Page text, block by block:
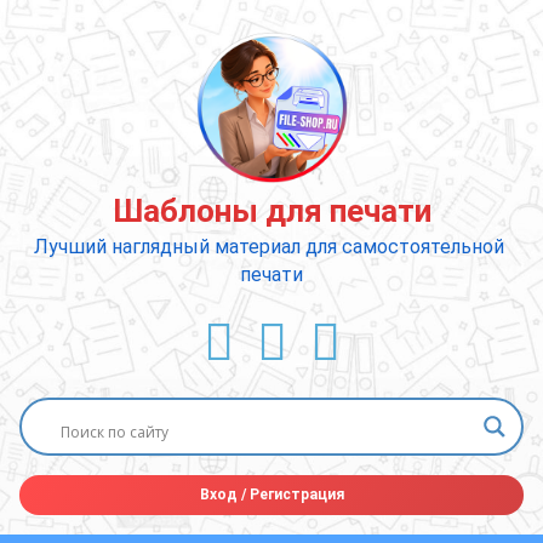
содержимому
Шаблоны для печати
Лучший наглядный материал для самостоятельной
печати
ВКонтакте
YouTube
E-mail
Вход /Регистрация